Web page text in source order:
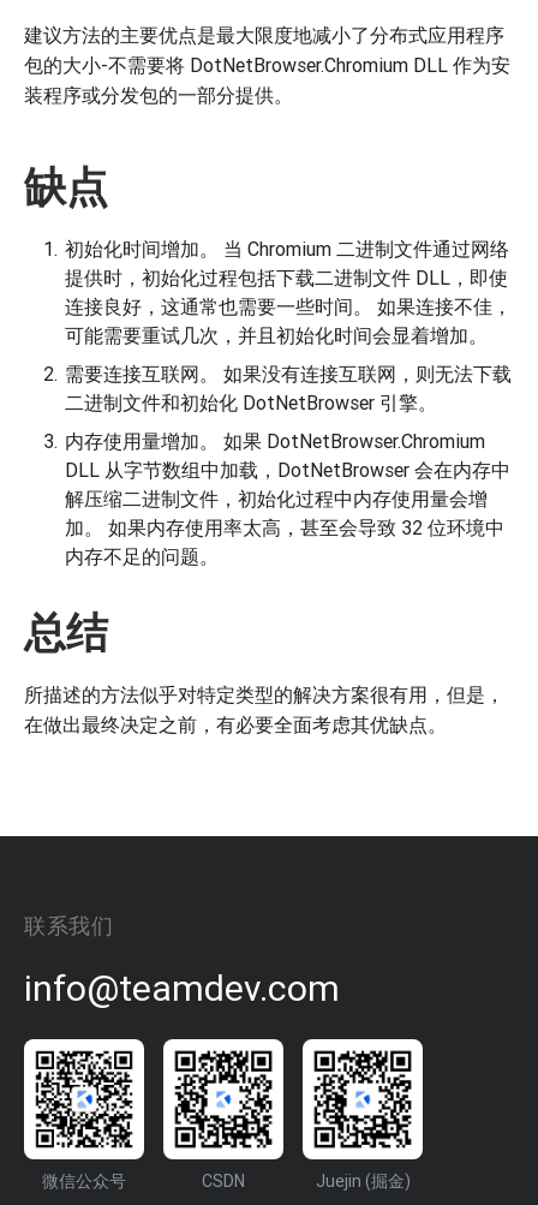
建议方法的主要优点是最大限度地减小了分布式应用程序
包的大小-不需要将 DotNetBrowser.Chromium DLL 作为安
装程序或分发包的一部分提供。
缺点
初始化时间增加。 当 Chromium 二进制文件通过网络
提供时，初始化过程包括下载二进制文件 DLL，即使
连接良好，这通常也需要一些时间。 如果连接不佳，
可能需要重试几次，并且初始化时间会显着增加。
需要连接互联网。 如果没有连接互联网，则无法下载
二进制文件和初始化 DotNetBrowser 引擎。
内存使用量增加。 如果 DotNetBrowser.Chromium
DLL 从字节数组中加载，DotNetBrowser 会在内存中
解压缩二进制文件，初始化过程中内存使用量会增
加。 如果内存使用率太高，甚至会导致 32 位环境中
内存不足的问题。
总结
所描述的方法似乎对特定类型的解决方案很有用，但是，
在做出最终决定之前，有必要全面考虑其优缺点。
联系我们
info@teamdev.com
微信公众号 CSDN Juejin (掘金)